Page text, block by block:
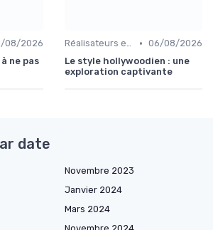
08/2026
ne pas
Réalisateurs et auteurs • 06/08/2026
Le style hollywoodien : une
exploration captivante
date
Novembre 2023
Janvier 2024
Mars 2024